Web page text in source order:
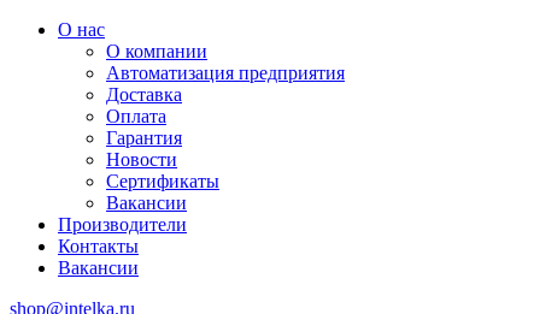
О нас
О компании
Автоматизация предприятия
Доставка
Оплата
Гарантия
Новости
Сертификаты
Вакансии
Производители
Контакты
Вакансии
shop@intelka.ru